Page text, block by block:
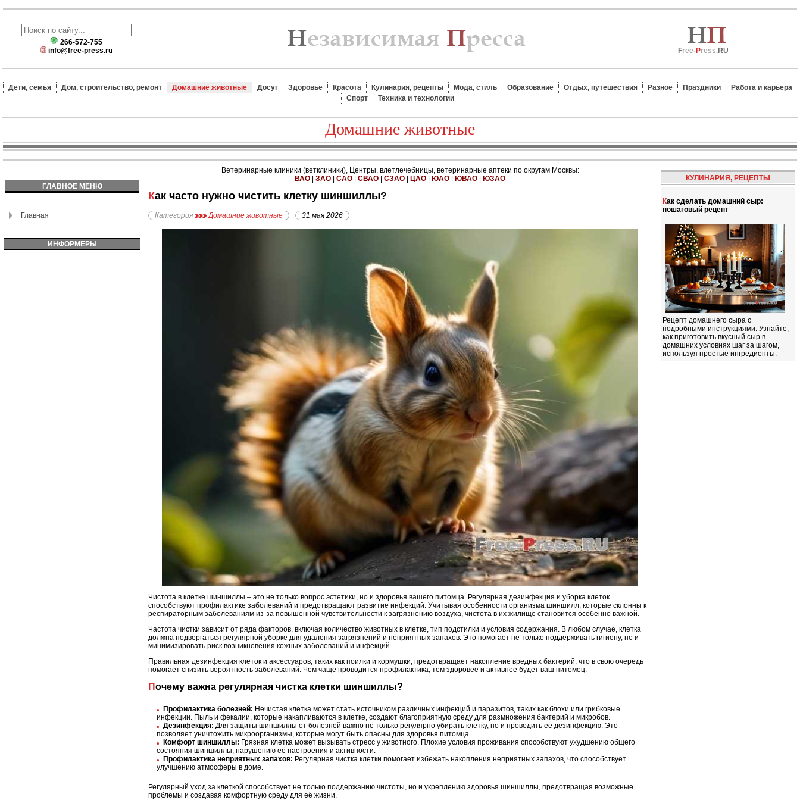
266-572-755
info@free-press.ru
Free-Press.RU
Дети, семья Дом, строительство, ремонт Домашние животные Досуг Здоровье Красота Кулинария, рецепты Мода, стиль Образование Отдых, путешествия Разное Праздники
Работа и карьера
Спорт
Техника и технологии
Домашние животные
ГЛАВНОЕ МЕНЮ
Главная
ИНФОРМЕРЫ
Ветеринарные клиники (ветклиники), Центры, влетлечебницы, ветеринарные аптеки по округам Москвы:
ВАО
ЗАО САО СВАО СЗАО ЦАО ЮАО ЮВАО ЮЗАО
Как часто нужно чистить клетку шиншиллы?
Категория Домашние животные 31 мая 2026
Чистота в клетке шиншиллы – это не только вопрос эстетики, но и здоровья вашего питомца. Регулярная дезинфекция и уборка клеток
способствуют профилактике заболеваний и предотвращают развитие инфекций. Учитывая особенности организма шиншилл, которые склонны к
респираторным заболеваниям из-за повышенной чувствительности к загрязнению воздуха, чистота в их жилище становится особенно важной.
Частота чистки зависит от ряда факторов, включая количество животных в клетке, тип подстилки и условия содержания. В любом случае, клетка
должна подвергаться регулярной уборке для удаления загрязнений и неприятных запахов. Это помогает не только поддерживать гигиену, но и
минимизировать риск возникновения кожных заболеваний и инфекций.
Правильная дезинфекция клеток и аксессуаров, таких как поилки и кормушки, предотвращает накопление вредных бактерий, что в свою очередь
помогает снизить вероятность заболеваний. Чем чаще проводится профилактика, тем здоровее и активнее будет ваш питомец.
Почему важна регулярная чистка клетки шиншиллы?
Профилактика болезней: Нечистая клетка может стать источником различных инфекций и паразитов, таких как блохи или грибковые
инфекции. Пыль и фекалии, которые накапливаются в клетке, создают благоприятную среду для размножения бактерий и микробов.
Дезинфекция: Для защиты шиншиллы от болезней важно не только регулярно убирать клетку, но и проводить её дезинфекцию. Это
позволяет уничтожить микроорганизмы, которые могут быть опасны для здоровья питомца.
Комфорт шиншиллы: Грязная клетка может вызывать стресс у животного. Плохие условия проживания способствуют ухудшению общего
состояния шиншиллы, нарушению её настроения и активности.
Профилактика неприятных запахов: Регулярная чистка клетки помогает избежать накопления неприятных запахов, что способствует
улучшению атмосферы в доме.
Регулярный уход за клеткой способствует не только поддержанию чистоты, но и укреплению здоровья шиншиллы, предотвращая возможные
проблемы и создавая комфортную среду для её жизни.
КУЛИНАРИЯ, РЕЦЕПТЫ
Как сделать домашний сыр:
пошаговый рецепт
Рецепт домашнего сыра с
подробными инструкциями. Узнайте,
как приготовить вкусный сыр в
домашних условиях шаг за шагом,
используя простые ингредиенты.